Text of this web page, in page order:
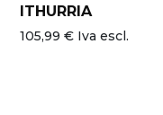
ITHURRIA
105,99 € Iva escl.